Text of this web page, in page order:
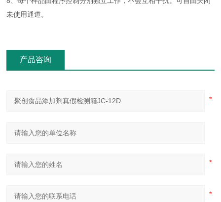
未使用通道。
产品咨询